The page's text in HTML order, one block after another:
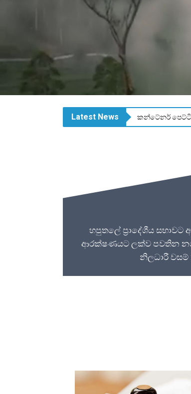
Latest News කන්ටේනර්
හපුතලේ ප්‍රාදේශීය සභාවට
ආරක්ෂණයට ලක්ව පවතින නගර
නිලධාරී වසම්